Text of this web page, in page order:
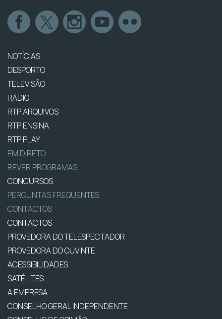
NOTÍCIAS
DESPORTO
TELEVISÃO
RÁDIO
RTP ARQUIVOS
RTP ENSINA
RTP PLAY
EM DIRETO
REVER PROGRAMAS
CONCURSOS
PERGUNTAS FREQUENTES
CONTACTOS
CONTACTOS
PROVEDORA DO TELESPECTADOR
PROVEDORA DO OUVINTE
ACESSIBILIDADES
SATÉLITES
A EMPRESA
CONSELHO GERAL INDEPENDENTE